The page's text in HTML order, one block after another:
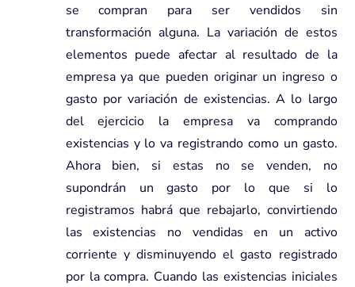
se compran para ser vendidos sin
transformación alguna. La variación de estos
elementos puede afectar al resultado de la
empresa ya que pueden originar un ingreso o
gasto por variación de existencias. A lo largo
del ejercicio la empresa va comprando
existencias y lo va registrando como un gasto.
Ahora bien, si estas no se venden, no
supondrán un gasto por lo que si lo
registramos habrá que rebajarlo, convirtiendo
las existencias no vendidas en un activo
corriente y disminuyendo el gasto registrado
por la compra. Cuando las existencias iniciales